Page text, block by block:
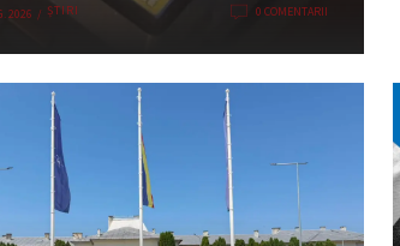
2026 ȘTIRI 0 COMENTARII